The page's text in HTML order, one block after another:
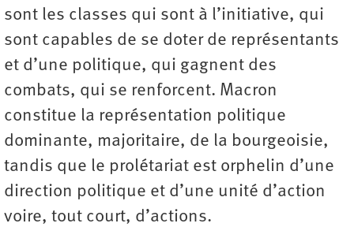
sont les classes qui sont à l’initiative, qui
sont capables de se doter de représentants
et d’une politique, qui gagnent des
combats, qui se renforcent. Macron
constitue la représentation politique
dominante, majoritaire, de la bourgeoisie,
tandis que le prolétariat est orphelin d’une
direction politique et d’une unité d’action
voire, tout court, d’actions.